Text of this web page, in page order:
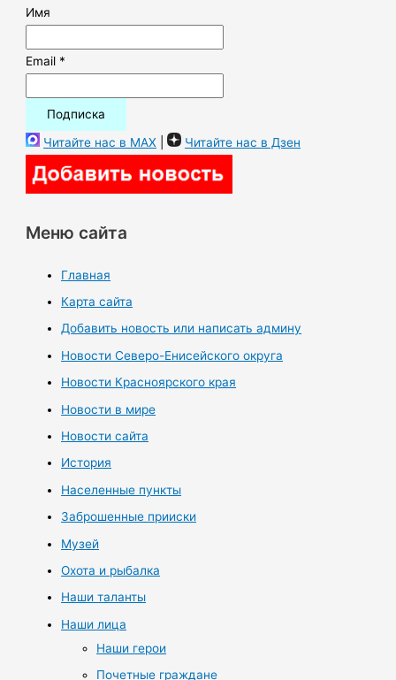
Имя
Email *
Читайте нас в MAX | Читайте нас в Дзен
Меню сайта
Главная
Карта сайта
Добавить новость или написать админу
Новости Северо-Енисейского округа
Новости Красноярского края
Новости в мире
Новости сайта
История
Населенные пункты
Заброшенные прииски
Музей
Охота и рыбалка
Наши таланты
Наши лица
Наши герои
Почетные граждане